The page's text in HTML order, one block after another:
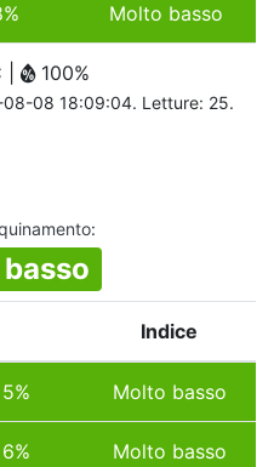
Molto basso
100%
08 18:09:04. Letture: 25.
:
Indice
5% Molto basso
6% Molto basso